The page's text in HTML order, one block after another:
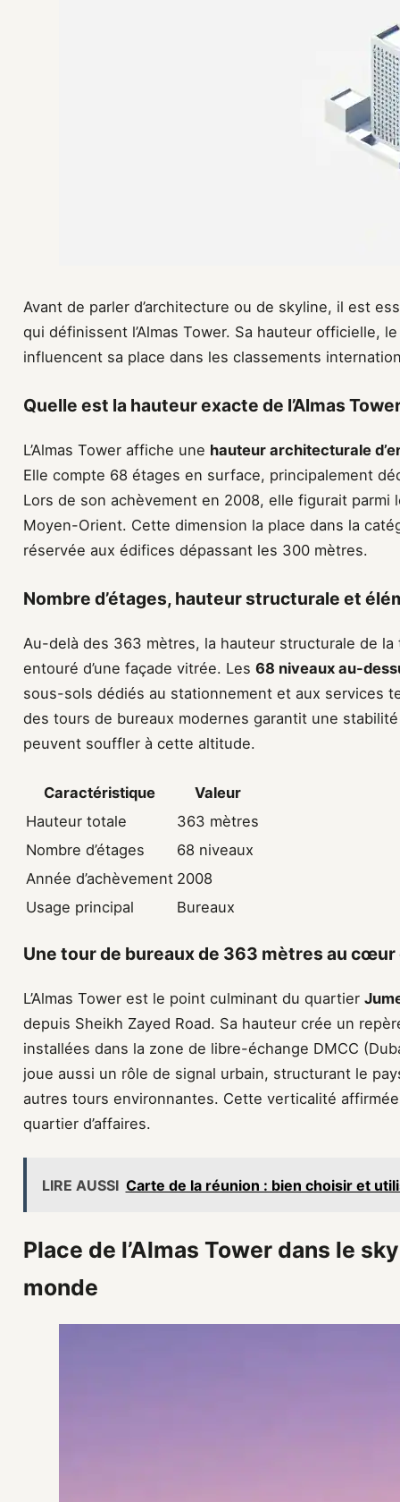
Avant de parler d’architecture ou de skyline, il est
qui définissent l’Almas Tower. Sa hauteur officielle,
influencent sa place dans les classements
Quelle est la hauteur exacte de l’Almas
L’Almas Tower affiche une hauteur architecturale
Elle compte 68 étages en surface, principalement
Lors de son achèvement en 2008, elle figurait
Moyen-Orient. Cette dimension la place dans la
réservée aux édifices dépassant les 300 mètres.
Nombre d’étages, hauteur structurale et
Au-delà des 363 mètres, la hauteur structurale de
entouré d’une façade vitrée. Les 68 niveaux au-
sous-sols dédiés au stationnement et aux services
des tours de bureaux modernes garantit une
peuvent souffler à cette altitude.
Caractéristique
Valeur
Hauteur totale
363 mètres
Nombre d’étages
68 niveaux
Année d’achèvement 2008
Usage principal
Bureaux
Une tour de bureaux de 363 mètres au cœur
L’Almas Tower est le point culminant du quartier
depuis Sheikh Zayed Road. Sa hauteur crée un
installées dans la zone de libre-échange DMCC
joue aussi un rôle de signal urbain, structurant le
autres tours environnantes. Cette verticalité
quartier d’affaires.
LIRE AUSSI Carte de la réunion : bien choisir et
Place de l’Almas Tower dans le
monde